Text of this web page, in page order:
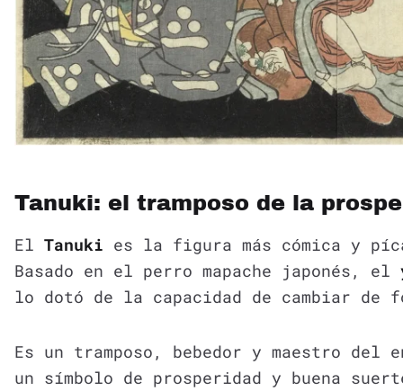
Tanuki: el tramposo de la
El Tanuki es la figura más cómica y
Basado en el perro mapache japonés, el
lo dotó de la capacidad de cambiar de
Es un tramposo, bebedor y maestro del
un símbolo de prosperidad y buena